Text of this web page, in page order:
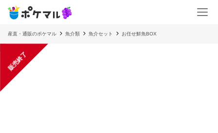
産直・通販のポケマル 魚介類 魚介セット お任せ鮮魚BOX
販売終了